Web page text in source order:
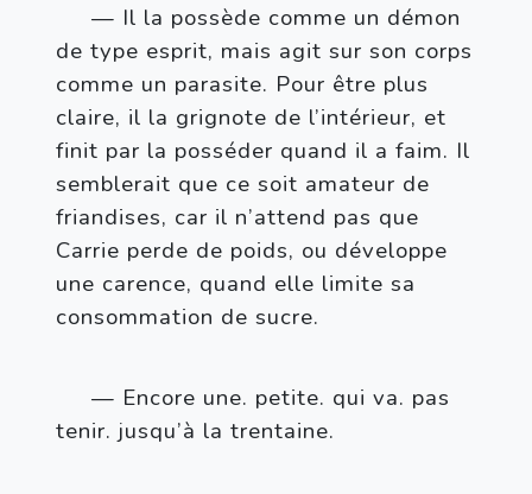
— Il la possède comme un démon
de type esprit, mais agit sur son corps
comme un parasite. Pour être plus
claire, il la grignote de l’intérieur, et
finit par la posséder quand il a faim. Il
semblerait que ce soit amateur de
friandises, car il n’attend pas que
Carrie perde de poids, ou développe
une carence, quand elle limite sa
consommation de sucre.
— Encore une. petite. qui va. pas
tenir. jusqu’à la trentaine.